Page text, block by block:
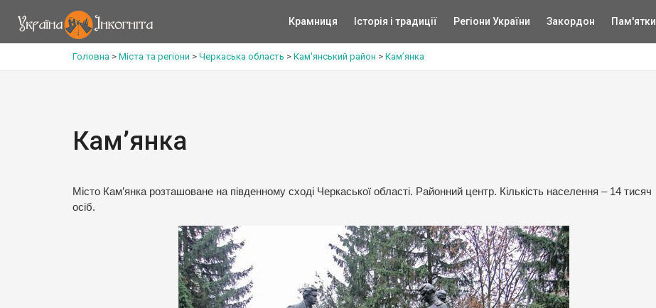
Крамниця Історія і традиції Регіони України Закордон Пам'ятки
Головна > Міста та регіони > Черкаська область > Кам'янський район > Кам’янка
Кам’янка
Місто Кам’янка розташоване на південному сході Черкаської області. Районний центр. Кількість населення – 14 тисяч
осіб.